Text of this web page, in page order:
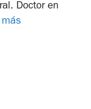
Doctor en
más